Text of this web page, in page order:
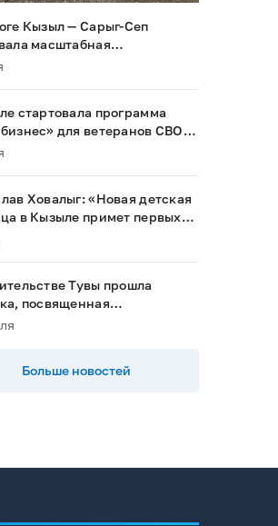
Кызыл — Сарыг-Сеп
масштабная
стартовала программа
для ветеранов СВО и
Ховалыг: «Новая детская
в Кызыле примет первых
в 2028 году»
Тувы прошла
посвященная
проектам
Больше новостей